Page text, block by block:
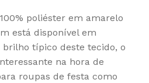
poliéster em amarelo
está disponível em
típico deste tecido, o
na hora de
roupas de festa como